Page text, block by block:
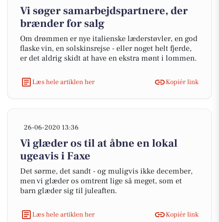
Vi søger samarbejdspartnere, der
brænder for salg
Om drømmen er nye italienske læderstøvler, en god
flaske vin, en solskinsrejse - eller noget helt fjerde,
er det aldrig skidt at have en ekstra mønt i lommen.
Læs hele artiklen her Kopiér link
26-06-2020 13:36
Vi glæder os til at åbne en lokal
ugeavis i Faxe
Det sørme, det sandt - og muligvis ikke december,
men vi glæder os omtrent lige så meget, som et
barn glæder sig til juleaften.
Læs hele artiklen her Kopiér link